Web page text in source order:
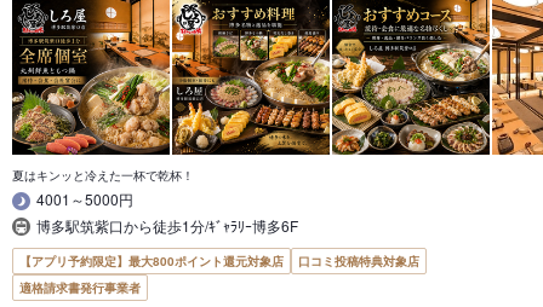
夏はキンッと冷えた一杯で乾杯！
4001～5000円
博多駅筑紫口から徒歩1分/ｷﾞｬﾗﾘｰ博多6F
【アプリ予約限定】最大800ポイント還元対象店
口コミ投稿特典対象店
適格請求書発行事業者